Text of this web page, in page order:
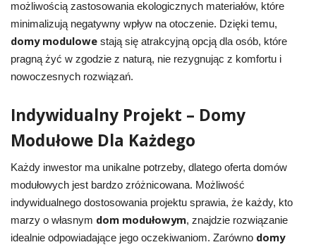
możliwością zastosowania ekologicznych materiałów, które
minimalizują negatywny wpływ na otoczenie. Dzięki temu,
domy modulowestają się atrakcyjną opcją dla osób, które
pragną żyć w zgodzie z naturą, nie rezygnując z komfortu i
nowoczesnych rozwiązań.
Indywidualny Projekt – Domy
Modułowe Dla Każdego
Każdy inwestor ma unikalne potrzeby, dlatego oferta domów
modułowych jest bardzo zróżnicowana. Możliwość
indywidualnego dostosowania projektu sprawia, że każdy, kto
marzy o własnym dom modułowym, znajdzie rozwiązanie
idealnie odpowiadające jego oczekiwaniom. Zarówno domy